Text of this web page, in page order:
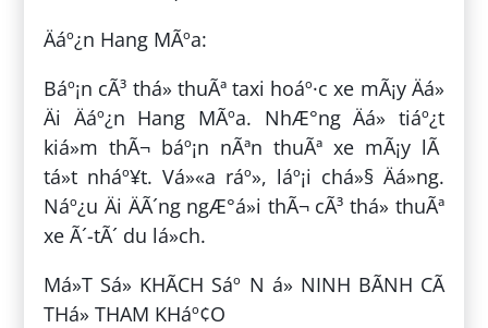
Äáº¿n Hang MÃºa:
Báº¡n cÃ³ thá» thuÃª taxi hoáº·c xe mÃ¡y Äá»
Äi Äáº¿n Hang MÃºa. NhÆ°ng Äá» tiáº¿t
kiá»m thÃ¬ báº¡n nÃªn thuÃª xe mÃ¡y lÃ
tá»t nháº¥t. Vá»«a ráº», láº¡i chá»§ Äá»ng.
Náº¿u Äi ÄÃ´ng ngÆ°á»i thÃ¬ cÃ³ thá» thuÃª
xe Ã´-tÃ´ du lá»ch.
Má»T Sá» KHÃCH Sáº N á» NINH BÃNH CÃ
THá» THAM KHáº¢O